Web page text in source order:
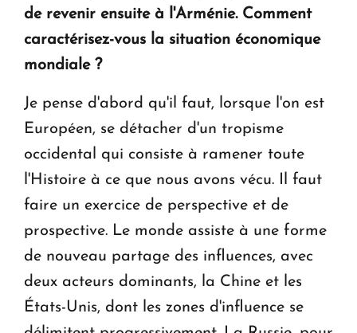
de revenir ensuite à l'Arménie. Comment
caractérisez-vous la situation économique
mondiale ?
Je pense d'abord qu'il faut, lorsque l'on est
Européen, se détacher d'un tropisme
occidental qui consiste à ramener toute
l'Histoire à ce que nous avons vécu. Il faut
faire un exercice de perspective et de
prospective. Le monde assiste à une forme
de nouveau partage des influences, avec
deux acteurs dominants, la Chine et les
États-Unis, dont les zones d'influence se